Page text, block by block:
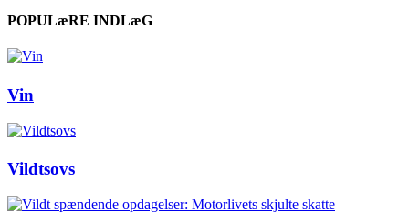
POPULæRE INDLæG
Vin
Vildtsovs